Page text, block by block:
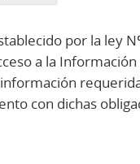
por la ley
a la Información
con dichas